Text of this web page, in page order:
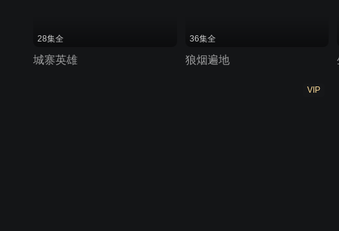
28集全
城寨英雄
36集全
狼烟遍地
VIP